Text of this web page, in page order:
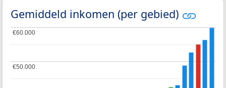
Gemiddeld inkomen (per gebied)
€50.000
€50.000
€60.000
€60.000